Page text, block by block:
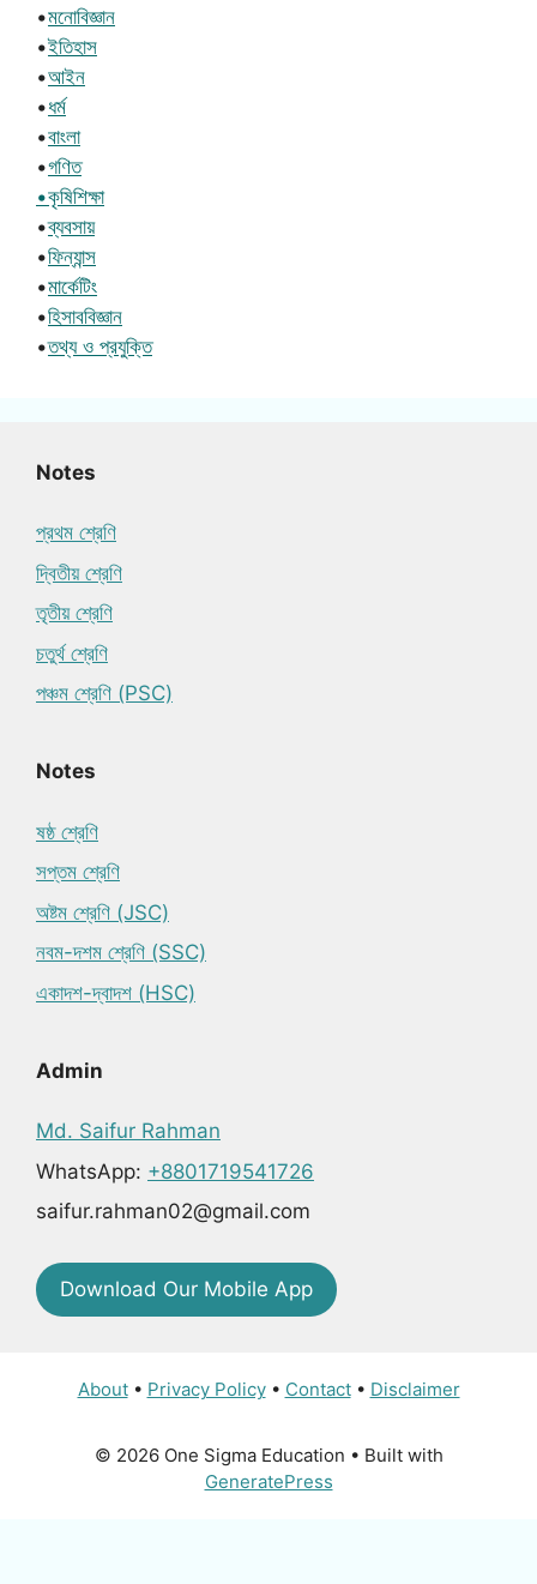
•মনোবিজ্ঞান
•ইতিহাস
•আইন
•ধর্ম
•বাংলা
•গণিত
•কৃষিশিক্ষা
•ব্যবসায়
•ফিন্যান্স
•মার্কেটিং
•হিসাববিজ্ঞান
•তথ্য ও প্রযুক্তি
Notes
প্রথম শ্রেণি
দ্বিতীয় শ্রেণি
তৃতীয় শ্রেণি
চতুর্থ শ্রেণি
পঞ্চম শ্রেণি (PSC)
Notes
ষষ্ঠ শ্রেণি
সপ্তম শ্রেণি
অষ্টম শ্রেণি (JSC)
নবম-দশম শ্রেণি (SSC)
একাদশ-দ্বাদশ (HSC)
Admin
Md. Saifur Rahman
WhatsApp: +8801719541726
saifur.rahman02@gmail.com
Download Our Mobile App
About• Privacy Policy• Contact• Disclaimer
© 2026 One Sigma Education • Built with
GeneratePress